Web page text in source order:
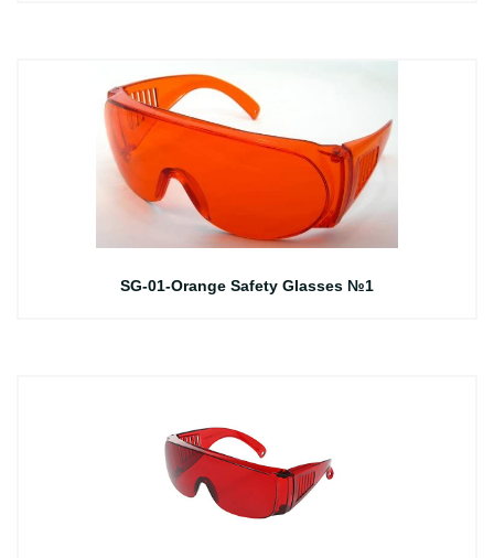
SG-01-Orange Safety Glasses №1